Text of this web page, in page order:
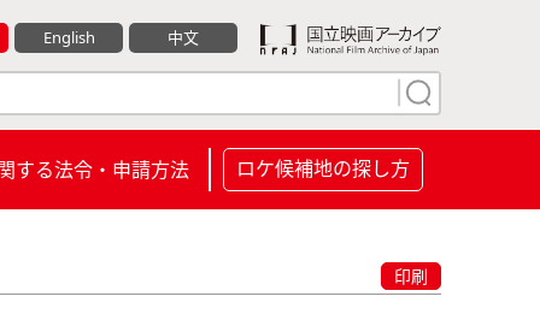
English 中文
する法令・申請方法 ロケ候補地の探し方
印刷